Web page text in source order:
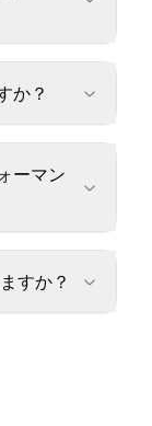
か？
ーマン
すか？